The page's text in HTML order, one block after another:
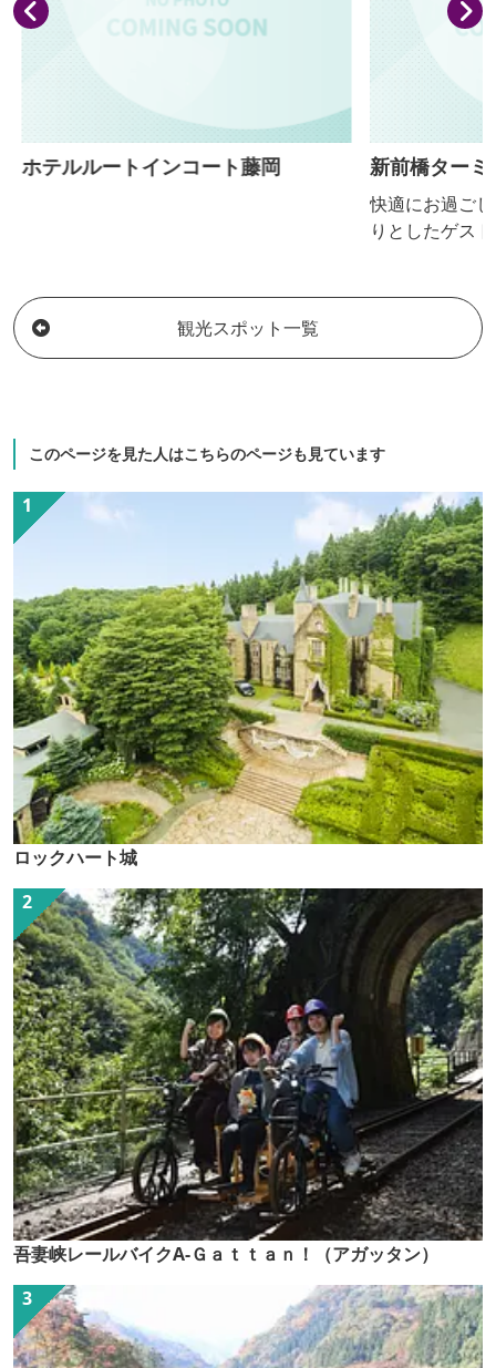
ホテルルートインコート藤岡 新前橋ターミ
快適にお過ご
りとしたゲス
ん、レジャー
観光スポット一覧
このページを見た人はこちらのページも見ています
ロックハート城
吾妻峡レールバイクA-Ｇａｔｔａｎ！（アガッタン）